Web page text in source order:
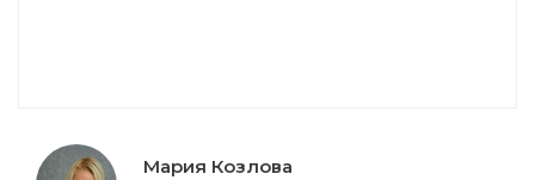
Мария Козлова